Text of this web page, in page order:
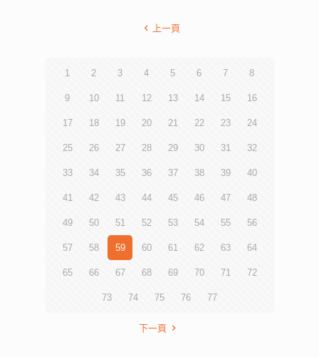
上一頁
1 2 3 4 5 6 7 8
9 10 11 12 13 14 15 16
17 18 19 20 21 22 23 24
25 26 27 28 29 30 31 32
33 34 35 36 37 38 39 40
41 42 43 44 45 46 47 48
49 50 51 52 53 54 55 56
57 58 59 60 61 62 63 64
65 66 67 68 69 70 71 72
73 74 75 76 77
下一頁